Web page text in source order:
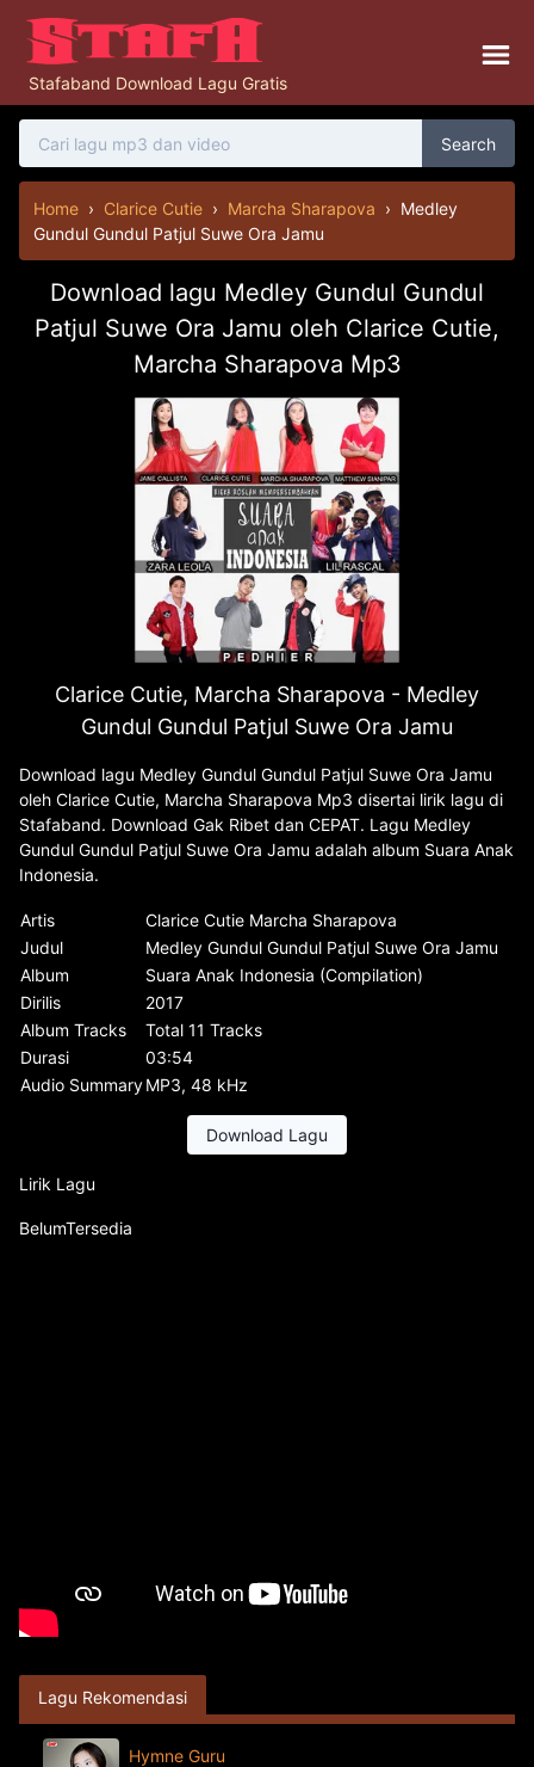
Stafaband Download Lagu Gratis
Search
Home › Clarice Cutie › Marcha Sharapova › Medley
Gundul Gundul Patjul Suwe Ora Jamu
Download lagu Medley Gundul Gundul
Patjul Suwe Ora Jamu oleh Clarice Cutie,
Marcha Sharapova Mp3
Clarice Cutie, Marcha Sharapova - Medley
Gundul Gundul Patjul Suwe Ora Jamu
Download lagu Medley Gundul Gundul Patjul Suwe Ora Jamu
oleh Clarice Cutie, Marcha Sharapova Mp3 disertai lirik lagu di
Stafaband. Download Gak Ribet dan CEPAT. Lagu Medley
Gundul Gundul Patjul Suwe Ora Jamu adalah album Suara Anak
Indonesia.
Artis
Clarice Cutie Marcha Sharapova
Judul
Medley Gundul Gundul Patjul Suwe Ora Jamu
Album
Suara Anak Indonesia (Compilation)
Dirilis
2017
Album Tracks
Total 11 Tracks
Durasi
03:54
Audio SummaryMP3, 48 kHz
Download Lagu
Lirik Lagu
BelumTersedia
Lagu Rekomendasi
Hymne Guru